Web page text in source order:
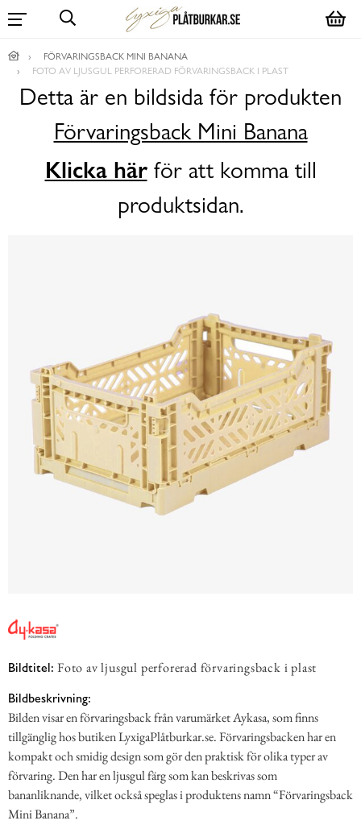
FÖRVARINGSBACK MINI BANANA
FOTO AV LJUSGUL PERFORERAD FÖRVARINGSBACK I PLAST
Detta är en bildsida för produkten
Förvaringsback Mini Banana
Klicka härför att komma till
produktsidan.
Bildtitel: Foto av ljusgul perforerad förvaringsback i plast
Bildbeskrivning:
Bilden visar en förvaringsback från varumärket Aykasa, som finns
tillgänglig hos butiken LyxigaPlåtburkar.se. Förvaringsbacken har en
kompakt och smidig design som gör den praktisk för olika typer av
förvaring. Den har en ljusgul färg som kan beskrivas som
bananliknande, vilket också speglas i produktens namn “Förvaringsback
Mini Banana”.